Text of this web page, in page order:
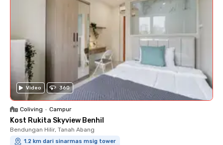
Video 360
Coliving • Campur
Kost Rukita Skyview Benhil
Bendungan Hilir, Tanah Abang
1.2 km dari sinarmas msig tower